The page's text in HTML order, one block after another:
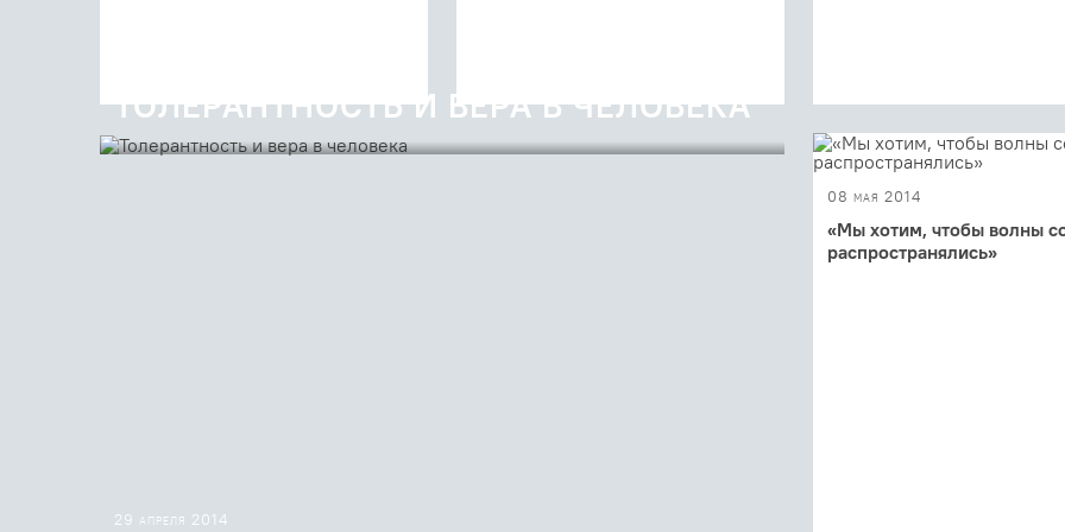
ТОЛЕРАНТНОСТЬ И ВЕРА В ЧЕЛОВЕКА
08 мая 2014
«Мы хотим, чтобы волны
распространялись»
29 апреля 2014